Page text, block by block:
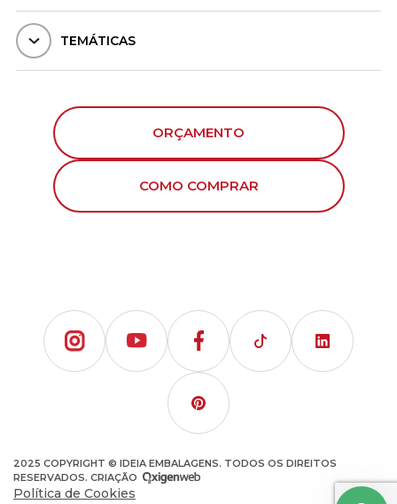
TEMÁTICAS
ORÇAMENTO
COMO COMPRAR
2025 COPYRIGHT © IDEIA EMBALAGENS. TODOS OS DIREITOS
RESERVADOS. CRIAÇÃO
Política de Cookies